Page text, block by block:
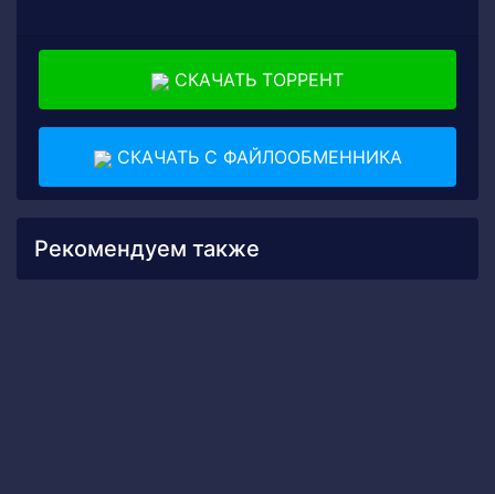
СКАЧАТЬ ТОРРЕНТ
СКАЧАТЬ С ФАЙЛООБМЕННИКА
Рекомендуем также